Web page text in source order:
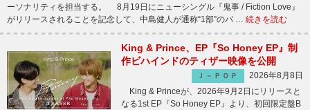
ーソナリティを担当する。 8月19日にニューシングル『鬼事 / Fiction Love』
がリリースされることを記念して、中島健人が通称“1部”のパ … 続きを読む
King & Prince、EP『So Honey EP』制
作ビハインドのティザー映像を公開
Ｊ－ＰＯＰ
2026年8月8日
King & Princeが、2026年9月2日にリリースと
なる1st EP『So Honey EP』より、初回限定盤B